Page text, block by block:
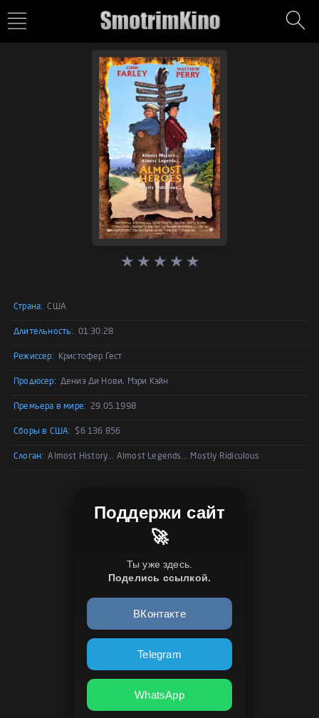
Страна: США
Длительность: 01:30:28
Режиссер: Кристофер Гест
Продюсер: Дениз Ди Нови, Мэри Кэйн
Премьера в мире: 29.05.1998
Сборы в США: $6 136 856
Слоган: Almost History... Almost Legends... Mostly Ridiculous
Поддержи сайт
🚀
Ты уже здесь.
Поделись ссылкой.
ВКонтакте
Telegram
WhatsApp